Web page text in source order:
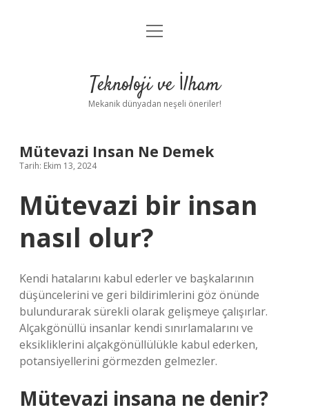
Anasayfa
Yasal Uyarı
menüyü
Teknoloji ve İlham
Mekanik dünyadan neşeli öneriler!
Mütevazi Insan Ne Demek
Tarih: Ekim 13, 2024
Mütevazi bir insan
nasıl olur?
Kendi hatalarını kabul ederler ve başkalarının
düşüncelerini ve geri bildirimlerini göz önünde
bulundurarak sürekli olarak gelişmeye çalışırlar.
Alçakgönüllü insanlar kendi sınırlamalarını ve
eksikliklerini alçakgönüllülükle kabul ederken,
potansiyellerini görmezden gelmezler.
Mütevazi insana ne denir?